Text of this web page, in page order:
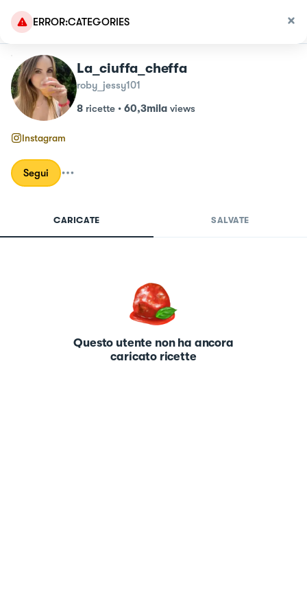
ERROR:CATEGORIES
La_ciuffa_cheffa
roby_jessy101
8 ricette • 60,3mila views
Instagram
Segui
CARICATE SALVATE
Questo utente non ha ancora
caricato ricette